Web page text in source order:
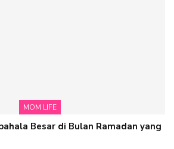
MOM LIFE
Besar di Bulan Ramadan yang